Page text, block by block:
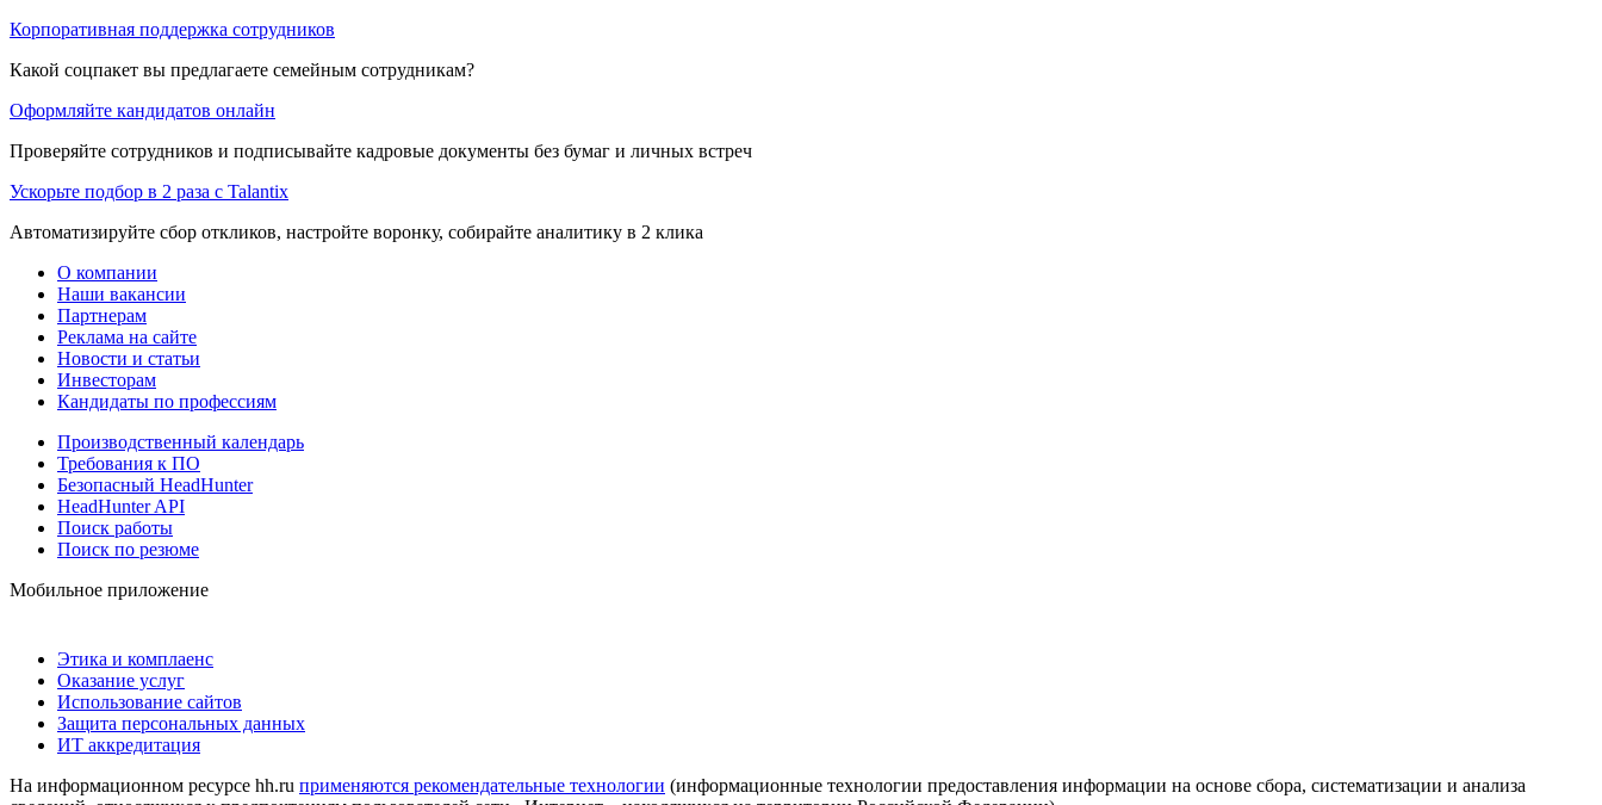
Корпоративная поддержка сотрудников
Какой соцпакет вы предлагаете семейным сотрудникам?
Оформляйте кандидатов онлайн
Проверяйте сотрудников и подписывайте кадровые документы без бумаг и личных встреч
Ускорьте подбор в 2 раза с Talantix
Автоматизируйте сбор откликов, настройте воронку, собирайте аналитику в 2 клика
О компании
Наши вакансии
Партнерам
Реклама на сайте
Новости и статьи
Инвесторам
Кандидаты по профессиям
Производственный календарь
Требования к ПО
Безопасный HeadHunter
HeadHunter API
Поиск работы
Поиск по резюме
Мобильное приложение
Этика и комплаенс
Оказание услуг
Использование сайтов
Защита персональных данных
ИТ аккредитация
На информационном ресурсе hh.ru применяются рекомендательные технологии (информационные технологии предоставления информации на основе сбора, систематизации и анализа